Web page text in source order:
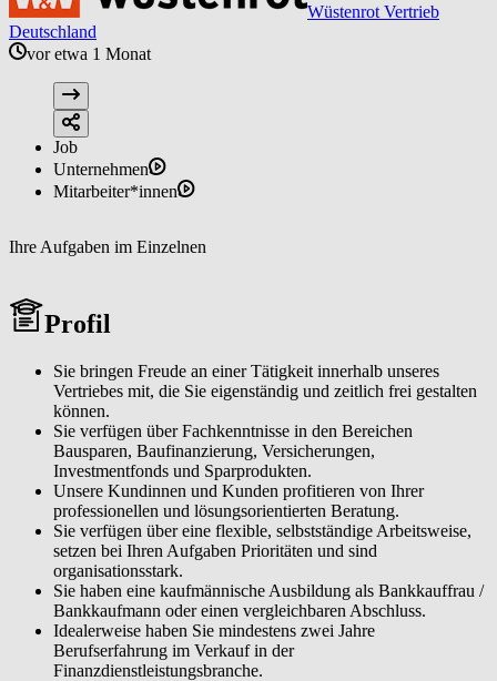
Wüstenrot Vertrieb
Deutschland
vor etwa 1 Monat
Job
Unternehmen
Mitarbeiter*innen
Ihre Aufgaben im Einzelnen
Profil
Sie bringen Freude an einer Tätigkeit innerhalb unseres
Vertriebes mit, die Sie eigenständig und zeitlich frei gestalten
können.
Sie verfügen über Fachkenntnisse in den Bereichen
Bausparen, Baufinanzierung, Versicherungen,
Investmentfonds und Sparprodukten.
Unsere Kundinnen und Kunden profitieren von Ihrer
professionellen und lösungsorientierten Beratung.
Sie verfügen über eine flexible, selbstständige Arbeitsweise,
setzen bei Ihren Aufgaben Prioritäten und sind
organisationsstark.
Sie haben eine kaufmännische Ausbildung als Bankkauffrau /
Bankkaufmann oder einen vergleichbaren Abschluss.
Idealerweise haben Sie mindestens zwei Jahre
Berufserfahrung im Verkauf in der
Finanzdienstleistungsbranche.